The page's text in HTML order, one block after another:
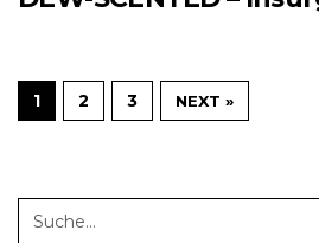
1 2 3 NEXT »